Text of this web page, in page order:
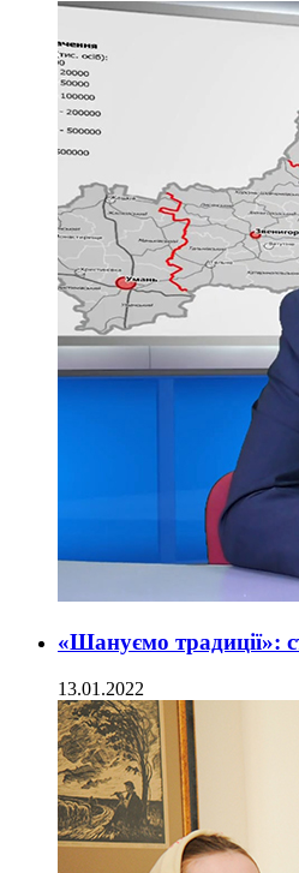
«Шануємо традиції»:
13.01.2022